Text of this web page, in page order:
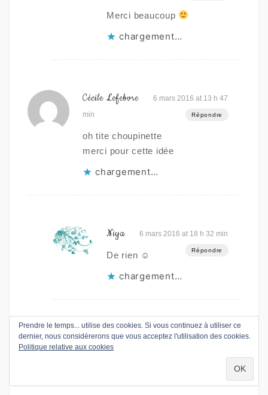
Merci beaucoup
chargement…
Cécile Lefebvre
6 mars 2016 at 13 h 47
min
Répondre
oh tite choupinette
merci pour cette idée
chargement…
Niya 6 mars 2016 at 18 h 32 min
Répondre
De rien ☺
chargement…
Laisser un commentaire
Prendre le temps... utilise des cookies. Si vous continuez à utiliser ce
dernier, nous considérerons que vous acceptez l'utilisation des cookies.
Politique relative aux cookies